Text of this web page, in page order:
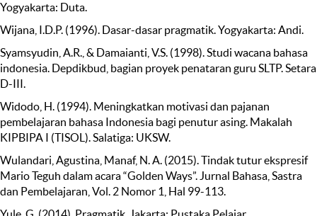
Yogyakarta: Duta.
Wijana, I.D.P. (1996). Dasar-dasar pragmatik. Yogyakarta: Andi.
Syamsyudin, A.R., & Damaianti, V.S. (1998). Studi wacana bahasa
indonesia. Depdikbud, bagian proyek penataran guru SLTP. Setara
D-III.
Widodo, H. (1994). Meningkatkan motivasi dan pajanan
pembelajaran bahasa Indonesia bagi penutur asing. Makalah
KIPBIPA I (TISOL). Salatiga: UKSW.
Wulandari, Agustina, Manaf, N. A. (2015). Tindak tutur ekspresif
Mario Teguh dalam acara “Golden Ways”. Jurnal Bahasa, Sastra
dan Pembelajaran, Vol. 2 Nomor 1, Hal 99-113.